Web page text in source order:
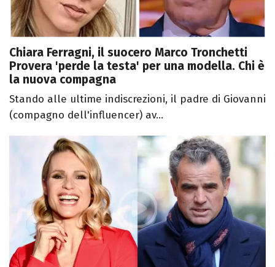
Chiara Ferragni, il suocero Marco Tronchetti
Provera 'perde la testa' per una modella. Chi è
la nuova compagna
Stando alle ultime indiscrezioni, il padre di Giovanni
(compagno dell'influencer) av...